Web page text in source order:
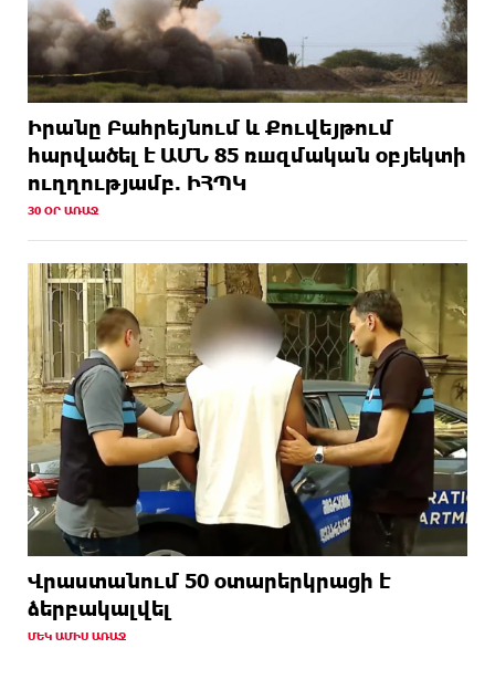
Իրանը Բահրեյնում և Քուվեյթում
hարվածել է ԱՄՆ 85 ռшզմական օբյեկտի
ուղղությամբ. ԻՀՊԿ
30 ՕՐ ԱՌԱՋ
Վրաստանում 50 օտարերկրացի է
ձերբակալվել
ՄԵԿ ԱՄԻՍ ԱՌԱՋ